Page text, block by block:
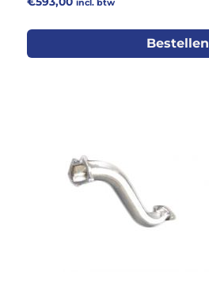
incl. btw
Bestellen